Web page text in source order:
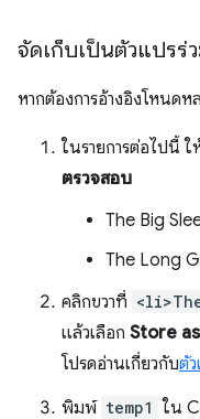
จัดเก็บเป็นตัวแปรร่
หากต้องการอ้างอิงโหนดห
ในรายการต่อไปนี้ ใ
ตรวจสอบ
The Big
The Long
คลิกขวาที่
แล้วเลือก Store
โปรดอ่านเกี่ยวกับตั
พิมพ์ temp1 ใน